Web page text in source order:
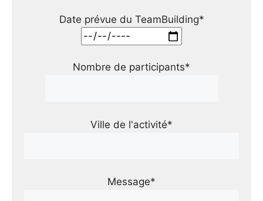
Date prévue du TeamBuilding*
Nombre de participants*
Ville de l'activité*
Message*